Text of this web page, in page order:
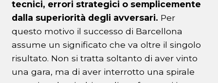
tecnici, errori strategici o semplicemente
dalla superiorità degli avversari. Per
questo motivo il successo di Barcellona
assume un significato che va oltre il singolo
risultato. Non si tratta soltanto di aver vinto
una gara, ma di aver interrotto una spirale